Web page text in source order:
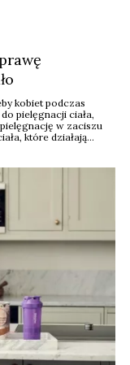
kobiet podczas
pielęgnacji ciała,
w zaciszu
które działają